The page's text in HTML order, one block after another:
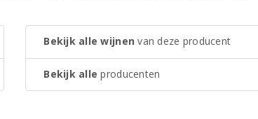
Bekijk alle wijnen van deze producent
Bekijk alle producenten